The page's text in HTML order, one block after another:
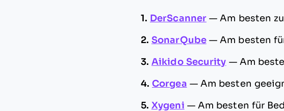
1. DerScanner —Am besten
2. SonarQube —Am besten
3. Aikido Security — Am
4. Corgea — Am besten
5. Xygeni — Am besten für